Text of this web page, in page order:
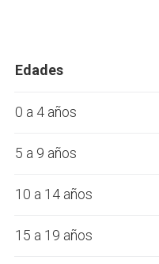
Edades
0 a 4 años
5 a 9 años
10 a 14 años
15 a 19 años